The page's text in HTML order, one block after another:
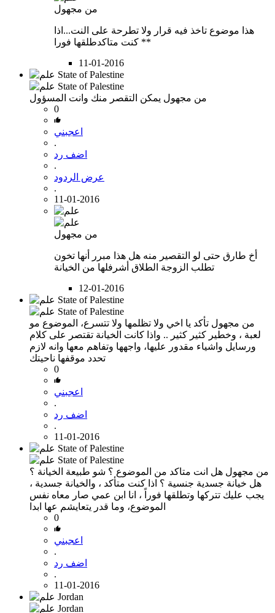
من مجهول
هذا موضوع تاخذ فيه قرار ولا تطرحة على النت...اذا
كنت متاكدطلقها فورا **
11-01-2016
من مجهول يمكن التقصر منك وانت المسؤول
0
اعجبني
.
اضف رد
.
عرض الردود
.
11-01-2016
من مجهول
أخ طارق حتى لو التقصير منه هل هذا مبرر أنها تخون
تطلب الزوجة الطلاق أشرفلها من الخيانة
12-01-2016
من مجهول تأكد يا اخي ولا تظلمها ولا تتسرع، الموضوع مو
لعبة ، وخطير كثير كثير .. واذا كانت الخيانة تقتصر على كلام
ورسايل واشياء مقدور عليها، واجهها وتفاهم معها وانه لازم
تحدد موقفها ناحيتك
0
اعجبني
.
اضف رد
.
11-01-2016
من مجهول هل انت متاكد من الموضوع ؟ شو طبيعة الخيانة ؟
هل خيانة جسدية جنسية ؟ اذا كنت متأكد ، والخيانة جسدية ،
يجب عليك تتركها وتطلقها فوراً ، انا ابن عمي صار معاه نفس
الموضوع، وما قدر يتعايشم عها ابدا
0
اعجبني
.
اضف رد
.
11-01-2016